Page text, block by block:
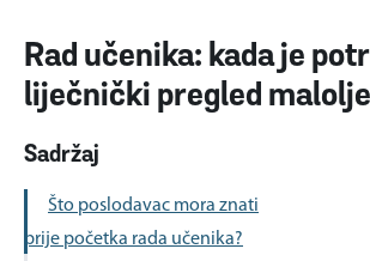
Rad učenika: kada je
liječnički pregled
Sadržaj
Što poslodavac mora znati
prije početka rada učenika?